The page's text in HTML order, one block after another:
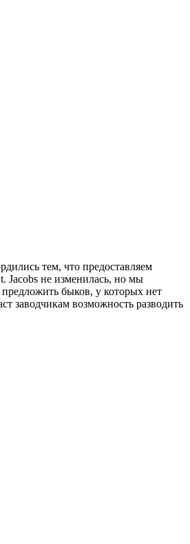
тем, что предоставляем
Jacobs не изменилась, но мы
быков, у которых нет
заводчикам возможность разводить